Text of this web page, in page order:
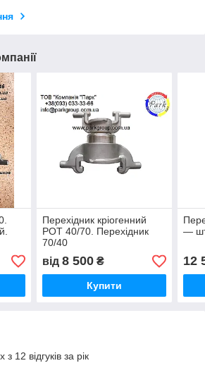
Перехідник кріогенний
РОТ 40/70. Перехідник
70/40
від 8 500₴
Купити
—
12
12 відгуків за рік